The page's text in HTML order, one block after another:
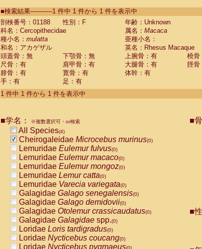
CebidaeSaguinus labiatus(0)
Cebidae Saguinus leucopus (0)
CebidaeSaguinus midas
Cebidae
CebidaeSaguinus nigricollis (1)
Cebidae Saguinus oedipus
Cebidae Saguinus weddelli
Cebidae Saguinusspp.
Cebidae Aotus trivirgatus
Cebidae Cebus albifrons
CebidaeCebus nigrivittatus
CebidaeCebus
CebidaeSaimiri boliviensis(0)
CebidaeSaimiri sciureus(0)
AtelidaeAlouatta caraya(0)
AtelidaeAlouatta fusca(0)
AtelidaeAlouatta seniculus
AtelidaeAlouattaspp.(0)
AtelidaeAteles belzebuth(0)
AtelidaeAteles geoffroyi(0)
AtelidaeAteles paniscus(0)
AtelidaeAtelesspp.(0)
Atelidae Lagothrix lagothricha
AtelidaeLagothrix lagothricha cana
PitheciidaeCacajao calvus rubicundus
■検索結果-----------1 件中 1 件から 1 件を表示中
剖検番号：01188
性別：F
年齢：Unknown
科名：Cercopithecidae
属名： Macaca
種小名： mulatta
亜種小名：
和名：アカゲザル
英名：Rhesus Macaque
頭蓋骨：無
下顎骨：無 上腕骨：有
橈骨
尺骨：有
肩甲骨：有 大腿骨：有
脛骨
腓骨：有
寛骨：有
体幹：有
手：有
足：有
1 件中 1 件から 1 件を表示中
■学名： ※複数選択可・or検索
All Species(4)
Cheirogaleidae Microcebus murinus(0)
Lemuridae Eulemur fulvus(0)
Lemuridae Eulemur macaco(0)
Lemuridae Eulemur mongoz(0)
Lemuridae Lemur catta(0)
Lemuridae Varecia variegata(0)
Galagidae Galago senegalensis(0)
Galagidae Galago demidovii(0)
Galagidae Otolemur crassicaudatus(0)
Galagidae Galagidae spp.(0)
Loridae Loris tardigradus(0)
Loridae Nycticebus coucang(0)
Loridae Nycticebus pygmaeus(0)
■
■